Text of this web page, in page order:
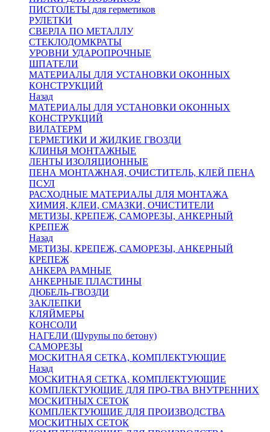
ПИСТОЛЕТЫ для герметиков
РУЛЕТКИ
СВЕРЛА ПО МЕТАЛЛУ
СТЕКЛОДОМКРАТЫ
УРОВНИ УДАРОПРОЧНЫЕ
ШПАТЕЛИ
МАТЕРИАЛЫ ДЛЯ УСТАНОВКИ ОКОННЫХ
КОНСТРУКЦИЙ
Назад
МАТЕРИАЛЫ ДЛЯ УСТАНОВКИ ОКОННЫХ
КОНСТРУКЦИЙ
ВИЛАТЕРМ
ГЕРМЕТИКИ И ЖИДКИЕ ГВОЗДИ
КЛИНЬЯ МОНТАЖНЫЕ
ЛЕНТЫ ИЗОЛЯЦИОННЫЕ
ПЕНА МОНТАЖНАЯ, ОЧИСТИТЕЛЬ, КЛЕЙ ПЕНА
ПСУЛ
РАСХОДНЫЕ МАТЕРИАЛЫ ДЛЯ МОНТАЖА
ХИМИЯ, КЛЕИ, СМАЗКИ, ОЧИСТИТЕЛИ
МЕТИЗЫ, КРЕПЕЖ, САМОРЕЗЫ, АНКЕРНЫЙ
КРЕПЕЖ
Назад
МЕТИЗЫ, КРЕПЕЖ, САМОРЕЗЫ, АНКЕРНЫЙ
КРЕПЕЖ
АНКЕРА РАМНЫЕ
АНКЕРНЫЕ ПЛАСТИНЫ
ДЮБЕЛЬ-ГВОЗДИ
ЗАКЛЕПКИ
КЛЯЙМЕРЫ
КОНСОЛИ
НАГЕЛИ (Шурупы по бетону)
САМОРЕЗЫ
МОСКИТНАЯ СЕТКА, КОМПЛЕКТУЮЩИЕ
Назад
МОСКИТНАЯ СЕТКА, КОМПЛЕКТУЮЩИЕ
КОМПЛЕКТУЮЩИЕ ДЛЯ ПРО-ТВА ВНУТРЕННИХ
МОСКИТНЫХ СЕТОК
КОМПЛЕКТУЮЩИЕ ДЛЯ ПРОИЗВОДСТВА
МОСКИТНЫХ СЕТОК